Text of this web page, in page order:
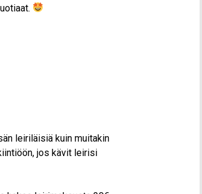
leiriläisiä kuin muitakin
jos kävit leirisi